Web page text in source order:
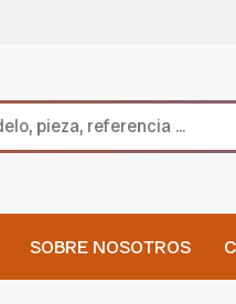
SOBRE NOSOTROS